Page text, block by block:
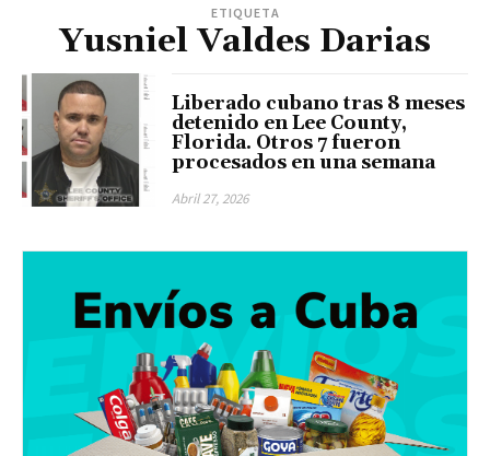
ETIQUETA
Yusniel Valdes Darias
Liberado cubano tras 8 meses
detenido en Lee County,
Florida. Otros 7 fueron
procesados en una semana
Abril 27, 2026